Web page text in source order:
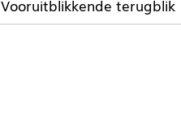
Vooruitblikkende terugblik